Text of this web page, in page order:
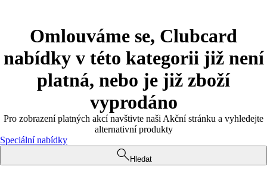
Omlouváme se, Clubcard
nabídky v této kategorii již není
platná, nebo je již zboží
vyprodáno
Pro zobrazení platných akcí navštivte naši Akční stránku a vyhledejte
alternativní produkty
Speciální nabídky
Hledat